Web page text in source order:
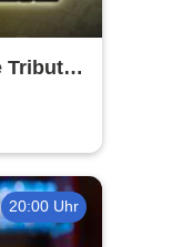
Tribute
20:00 Uhr